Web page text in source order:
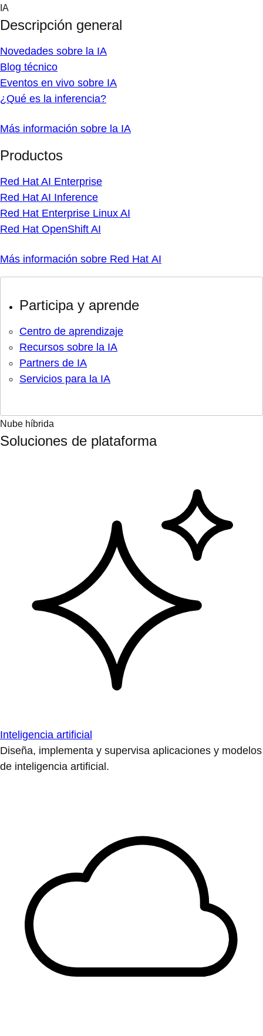
Skip
content
IA
Descripción general
Novedades sobre la IA
Blog técnico
Eventos en vivo sobre IA
¿Qué es la inferencia?
Más información sobre la IA
Productos
Red Hat AI Enterprise
Red Hat AI Inference
Red Hat Enterprise Linux AI
Red Hat OpenShift AI
Más información sobre Red Hat AI
Participa y aprende
Centro de aprendizaje
Recursos sobre la IA
Partners de IA
Servicios para la IA
Nube híbrida
Soluciones de plataforma
Inteligencia artificial
Diseña, implementa y supervisa aplicaciones y modelos
de inteligencia artificial.